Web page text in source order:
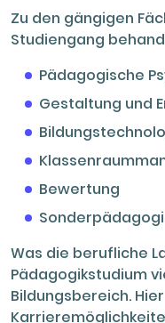
Zu den gängigen
Studiengang
Pädagogische
Gestaltung und
Bewertung
Was die berufliche
Pädagogikstudium
Bildungsbereich.